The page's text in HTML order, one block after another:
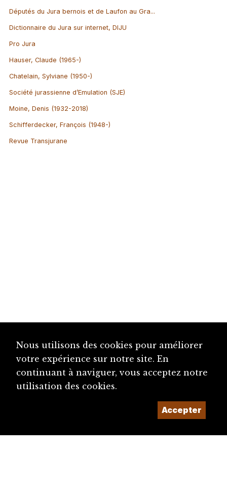
Députés du Jura bernois et de Laufon au Gra...
Dictionnaire du Jura sur internet, DIJU
Pro Jura
Hauser, Claude (1965-)
Chatelain, Sylviane (1950-)
Société jurassienne d’Emulation (SJE)
Moine, Denis (1932-2018)
Schifferdecker, François (1948-)
Revue Transjurane
Nous utilisons des cookies pour améliorer
votre expérience sur notre site. En
continuant à naviguer, vous acceptez notre
utilisation des cookies.
Accepter